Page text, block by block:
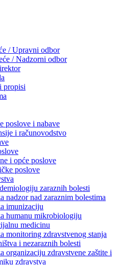
/ Upravni odbor
/ Nadzorni odbor
propisi
poslove i nabave
i računovodstvo
i opće poslove
poslove
zaraznih bolesti
nadzor nad zaraznim bolestima
imunizaciju
humanu mikrobiologiju
medicinu
monitoring zdravstvenog stanja
i nezaraznih bolesti
organizaciju zdravstvene zaštite i
zdravstva